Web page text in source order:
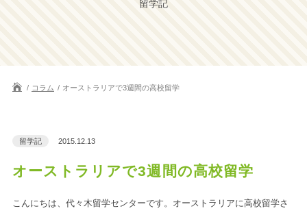
留学記
コラム オーストラリアで3週間の高校留学
留学記 2015.12.13
オーストラリアで3週間の高校留学
こんにちは、代々木留学センターです。オーストラリアに高校留学さ